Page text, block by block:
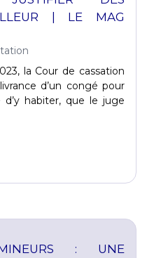
| LE MAG
la Cour de cassation
d’un congé pour
habiter, que le juge
: UNE